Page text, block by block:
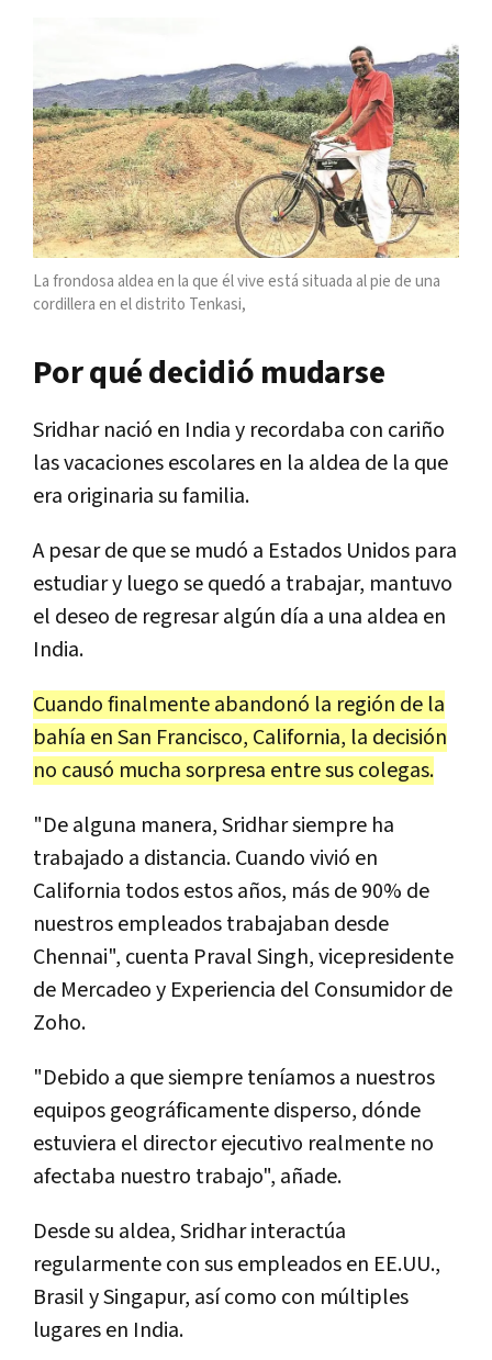
La frondosa aldea en la que él vive está situada al pie de una
cordillera en el distrito Tenkasi,
Por qué decidió mudarse
Sridhar nació en India y recordaba con cariño
las vacaciones escolares en la aldea de la que
era originaria su familia.
A pesar de que se mudó a Estados Unidos para
estudiar y luego se quedó a trabajar, mantuvo
el deseo de regresar algún día a una aldea en
India.
Cuando finalmente abandonó la región de la
bahía en San Francisco, California, la decisión
no causó mucha sorpresa entre sus colegas.
"De alguna manera, Sridhar siempre ha
trabajado a distancia. Cuando vivió en
California todos estos años, más de 90% de
nuestros empleados trabajaban desde
Chennai", cuenta Praval Singh, vicepresidente
de Mercadeo y Experiencia del Consumidor de
Zoho.
"Debido a que siempre teníamos a nuestros
equipos geográficamente disperso, dónde
estuviera el director ejecutivo realmente no
afectaba nuestro trabajo", añade.
Desde su aldea, Sridhar interactúa
regularmente con sus empleados en EE.UU.,
Brasil y Singapur, así como con múltiples
lugares en India.